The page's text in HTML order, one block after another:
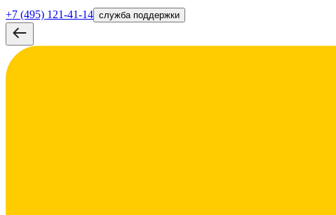
+7 (495) 121-41-14 служба поддержки